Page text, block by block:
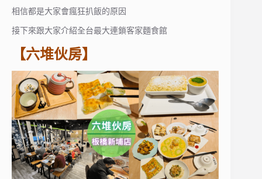
相信都是大家會瘋狂扒飯的原因
接下來跟大家介紹全台最大連鎖客家麵食館
【六堆伙房】